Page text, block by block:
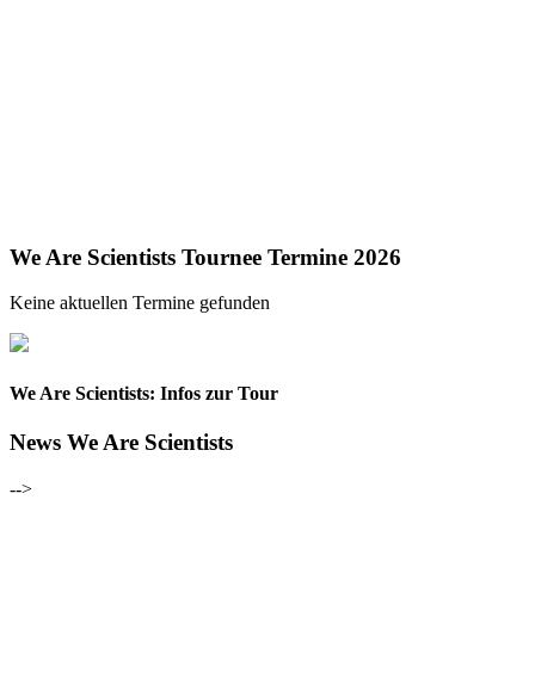
We Are Scientists Tournee Termine 2026
Keine aktuellen Termine gefunden
We Are Scientists: Infos zur Tour
News We Are Scientists
-->